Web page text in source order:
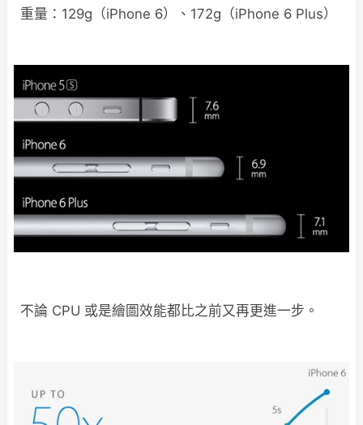
重量：129g（iPhone 6）、172g（iPhone 6 Plus）
不論 CPU 或是繪圖效能都比之前又再更進一步。